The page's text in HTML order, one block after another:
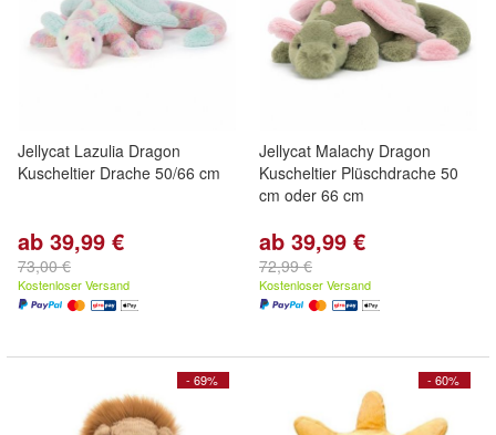
Jellycat Lazulia Dragon
Kuscheltier Drache 50/66 cm
ab 39,99 €
73,00 €
Kostenloser Versand
Jellycat Malachy Dragon
Kuscheltier Plüschdrache 50
cm oder 66 cm
ab 39,99 €
72,99 €
Kostenloser Versand
- 69% - 60%